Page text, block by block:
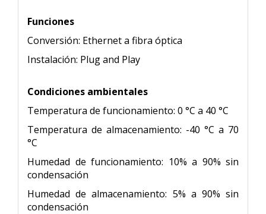
Funciones
Conversión: Ethernet a fibra óptica
Instalación: Plug and Play
Condiciones ambientales
Temperatura de funcionamiento: 0 °C a 40 °C
Temperatura de almacenamiento: -40 °C a 70
°C
Humedad de funcionamiento: 10% a 90% sin
condensación
Humedad de almacenamiento: 5% a 90% sin
condensación